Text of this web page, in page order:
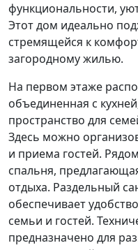
функциональности,
Этот дом идеально
стремящейся к
загородному жилью.
На первом этаже
объединенная с
пространство для
Здесь можно
и приема гостей.
спальня,
отдыха. Раздельный
обеспечивает
семьи и гостей.
предназначено для